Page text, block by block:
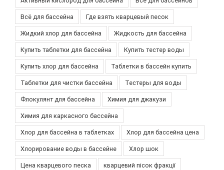
Всё для бассейна Где взять кварцевый песок
Жидкий хлор для бассейна Жидкость для бассейна
Купить таблетки для бассейна Купить тестер воды
Купить хлор для бассейна Таблетки в бассейн купить
Таблетки для чистки бассейна Тестеры для воды
Флокулянт для бассейна Химия для джакузи
Химия для каркасного бассейна
Хлор для бассейна в таблетках Хлор для бассейна цена
Хлорирование воды в бассейне Хлор шок
Цена кварцевого песка кварцевий пісок фракції